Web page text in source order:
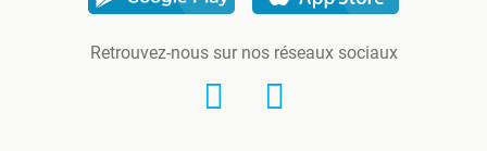
Retrouvez-nous sur nos réseaux sociaux